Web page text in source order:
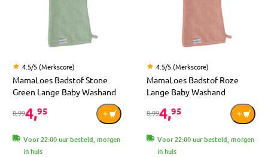
4.5/5 (Merkscore)
MamaLoes Badstof Stone
Green Lange Baby Washand
8,994,95
Voor 22:00 uur besteld, morgen
in huis
4.5/5 (Merkscore)
MamaLoes Badstof Roze
Lange Baby Washand
8,994,95
Voor 22:00 uur besteld, morgen
in huis